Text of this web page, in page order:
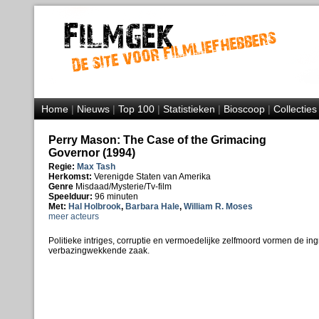
Home|Nieuws|Top 100|Statistieken|Bioscoop|Collecties
Perry Mason: The Case of the Grimacing
Governor (1994)
Regie: Max Tash
Herkomst: Verenigde Staten van Amerika
Genre Misdaad/Mysterie/Tv-film
Speelduur: 96 minuten
Met: Hal Holbrook, Barbara Hale, William R. Moses
meer acteurs
Politieke intriges, corruptie en vermoedelijke zelfmoord vormen de
verbazingwekkende zaak.